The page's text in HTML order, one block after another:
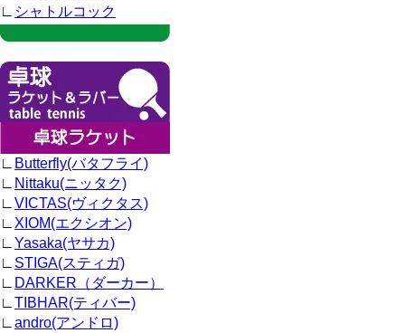
∟
シャトルコック
∟
Butterfly(バタフライ)
∟
Nittaku(ニッタク)
∟ VICTAS(ヴィクタス)
∟ XIOM(エクシオン)
∟ Yasaka(ヤサカ)
∟ STIGA(スティガ)
∟
DARKER（ダーカー）
∟ TIBHAR(ティバー)
∟ andro(アンドロ)